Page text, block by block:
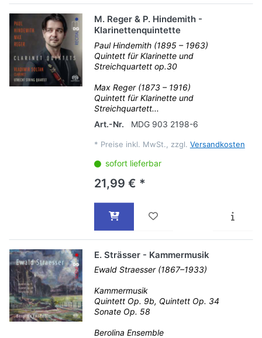
M. Reger & P. Hindemith -
Klarinettenquintette
Paul Hindemith (1895 – 1963)
Quintett für Klarinette und
Streichquartett op.30
Max Reger (1873 – 1916)
Quintett für Klarinette und
Streichquartett...
Art.-Nr.
MDG 903 2198-6
* Preise inkl. MwSt., zzgl. Versandkosten
sofort lieferbar
21,99 € *
E. Strässer - Kammermusik
Ewald Straesser (1867–1933)
Kammermusik
Quintett Op. 9b, Quintett Op. 34
Sonate Op. 58
Berolina Ensemble